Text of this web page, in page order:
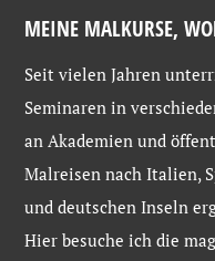
MEINE MALKURSE,
Seit vielen Jahren
Seminaren in
an Akademien und
Malreisen nach Italien,
und deutschen Inseln
Hier besuche ich die